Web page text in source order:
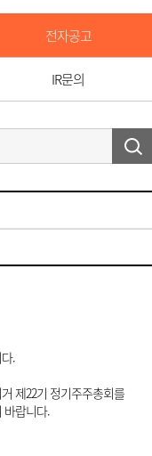
전자공고
IR문의
.
제22기 정기주주총회를
바랍니다.